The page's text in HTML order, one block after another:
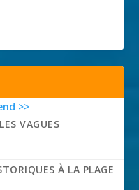
>>
VAGUES
À LA PLAGE